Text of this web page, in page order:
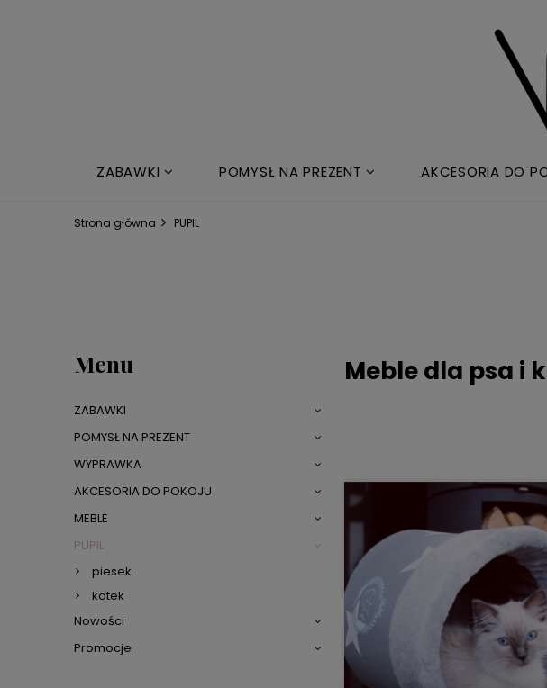
ZABAWKI POMYSŁ NA PREZENT AKCESORIA DO
NOWOŚCI
Strona główna PUPIL
Menu
ZABAWKI
POMYSŁ NA PREZENT
WYPRAWKA
AKCESORIA DO POKOJU
MEBLE
PUPIL
piesek
kotek
Nowości
Promocje
Meble dla psa i
DO KOSZYKA